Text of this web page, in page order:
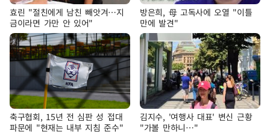
효린 "절친에게 남친 빼앗겨…지
금이라면 가만 안 있어"
방은희, 母 고독사에 오열 "이틀
만에 발견"
축구협회, 15년 전 심판 성 접대
파문에 "현재는 내부 지침 준수"
김지수, '여행사 대표' 변신 근황
"가볼 만하니…"